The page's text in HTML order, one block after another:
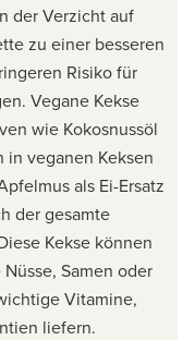
der Verzicht auf
zu einer besseren
Risiko für
Vegane Kekse
wie Kokosnussöl
veganen Keksen
als Ei-Ersatz
der gesamte
Kekse können
Samen oder
Vitamine,
liefern.